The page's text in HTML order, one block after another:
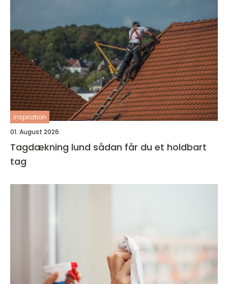
inspiration
01. August 2026
Tagdækning lund sådan får du et holdbart
tag